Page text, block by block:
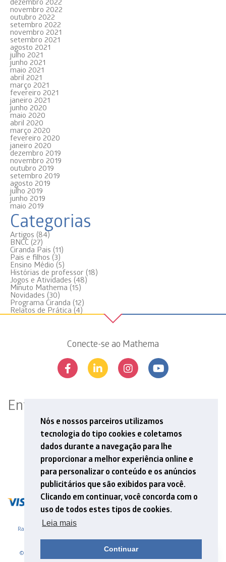
Nós e nossos parceiros utilizamos
tecnologia do tipo cookies e coletamos
dados durante a navegação para lhe
proporcionar a melhor experiência online e
para personalizar o conteúdo e os anúncios
publicitários que são exibidos para você.
Clicando em continuar, você concorda com o
uso de todos estes tipos de cookies.
Leia mais
Continuar
novembro 2022
outubro 2022
setembro 2022
novembro 2021
setembro 2021
agosto 2021
julho 2021
junho 2021
maio 2021
abril 2021
março 2021
fevereiro 2021
janeiro 2021
junho 2020
maio 2020
abril 2020
março 2020
fevereiro 2020
janeiro 2020
dezembro 2019
novembro 2019
outubro 2019
setembro 2019
agosto 2019
julho 2019
junho 2019
maio 2019
Categorias
Artigos (84)
BNCC (27)
Ciranda Pais (11)
Pais e filhos (3)
Ensino Médio (5)
Histórias de professor (18)
Jogos e Atividades (48)
Minuto Mathema (15)
Novidades (30)
Programa Ciranda (12)
Relatos de Prática (4)
Conecte-se ao Mathema
Entre em contato
Rua Professor Aprígio Gonzaga, 78, 13º andar
São Judas, São Paulo, SP | 04303-000
Tel: +55 11 5548 6912
E-mail: contato@mathema.com.br
Razão Social - MATHEMA ASSESSORIA E ACOMPANHAMENTO ESCOLAR LTDA
© 2026. Mathema - Formação e Pesquisa. .Site desenvolvido por Adapta,